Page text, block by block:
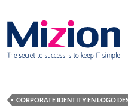
CORPORATE IDENTITY EN LOGO